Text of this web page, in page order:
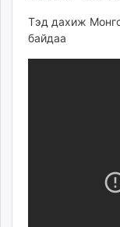
ergelt.mn
zarig.mn
Тэд дахиж
байдаа